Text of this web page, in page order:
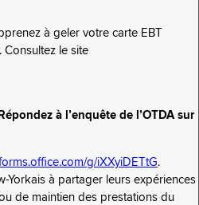
à geler votre carte EBT
Consultez le site
à l’enquête de l’OTDA sur
g/iXXyiDETtG.
Yorkais à partager leurs expériences
de maintien des prestations du